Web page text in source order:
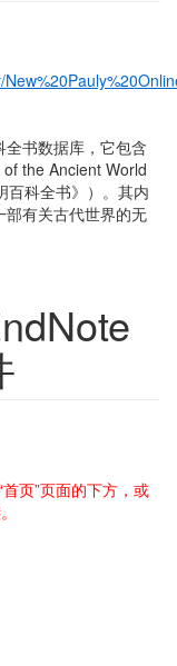
书数据库，它包含
the Ancient World
百科全书》）。其内
有关古代世界的无
首页”页面的下方，或